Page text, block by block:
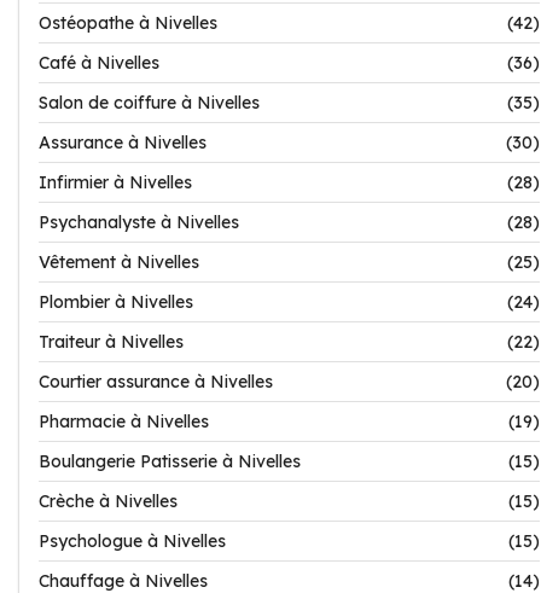
Ostéopathe à Nivelles
(42)
Café à Nivelles
(36)
Salon de coiffure à Nivelles
(35)
Assurance à Nivelles
(30)
Infirmier à Nivelles
(28)
Psychanalyste à Nivelles
(28)
Vêtement à Nivelles
(25)
Plombier à Nivelles
(24)
Traiteur à Nivelles
(22)
Courtier assurance à Nivelles
(20)
Pharmacie à Nivelles
(19)
Boulangerie Patisserie à Nivelles
(15)
Crèche à Nivelles
(15)
Psychologue à Nivelles
(15)
Chauffage à Nivelles
(14)